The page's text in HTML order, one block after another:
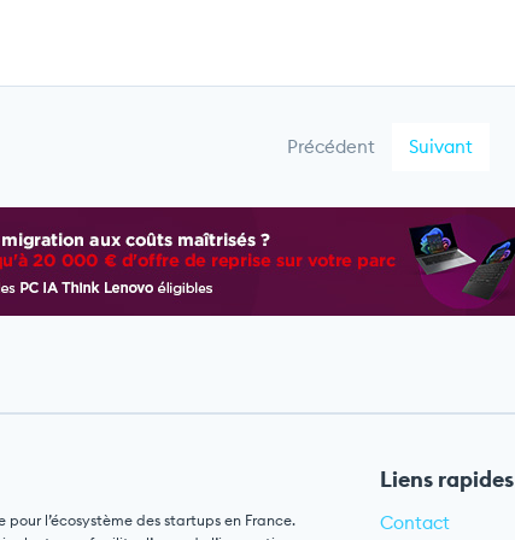
Précédent Suivant
l’écosystème des startups en France.
Liens rapides
Contact